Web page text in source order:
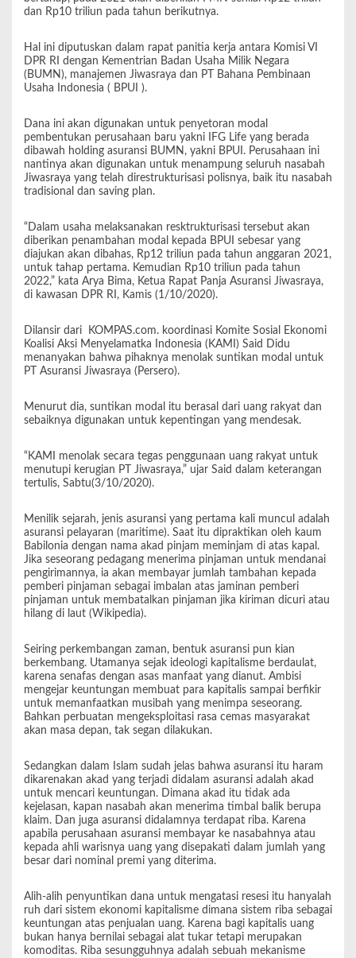
dan Rp10 triliun pada tahun berikutnya.
Hal ini diputuskan dalam rapat panitia kerja antara Komisi VI
DPR RI dengan Kementrian Badan Usaha Milik Negara
(BUMN), manajemen Jiwasraya dan PT Bahana Pembinaan
Usaha Indonesia ( BPUI ).
Dana ini akan digunakan untuk penyetoran modal
pembentukan perusahaan baru yakni IFG Life yang berada
dibawah holding asuransi BUMN, yakni BPUI. Perusahaan ini
nantinya akan digunakan untuk menampung seluruh nasabah
Jiwasraya yang telah direstrukturisasi polisnya, baik itu nasabah
tradisional dan saving plan.
“Dalam usaha melaksanakan resktrukturisasi tersebut akan
diberikan penambahan modal kepada BPUI sebesar yang
diajukan akan dibahas, Rp12 triliun pada tahun anggaran 2021,
untuk tahap pertama. Kemudian Rp10 triliun pada tahun
2022,” kata Arya Bima, Ketua Rapat Panja Asuransi Jiwasraya,
di kawasan DPR RI, Kamis (1/10/2020).
Dilansir dari KOMPAS.com. koordinasi Komite Sosial Ekonomi
Koalisi Aksi Menyelamatka Indonesia (KAMI) Said Didu
menanyakan bahwa pihaknya menolak suntikan modal untuk
PT Asuransi Jiwasraya (Persero).
Menurut dia, suntikan modal itu berasal dari uang rakyat dan
sebaiknya digunakan untuk kepentingan yang mendesak.
“KAMI menolak secara tegas penggunaan uang rakyat untuk
menutupi kerugian PT Jiwasraya,” ujar Said dalam keterangan
tertulis, Sabtu(3/10/2020).
Menilik sejarah, jenis asuransi yang pertama kali muncul adalah
asuransi pelayaran (maritime). Saat itu dipraktikan oleh kaum
Babilonia dengan nama akad pinjam meminjam di atas kapal.
Jika seseorang pedagang menerima pinjaman untuk mendanai
pengirimannya, ia akan membayar jumlah tambahan kepada
pemberi pinjaman sebagai imbalan atas jaminan pemberi
pinjaman untuk membatalkan pinjaman jika kiriman dicuri atau
hilang di laut (Wikipedia).
Seiring perkembangan zaman, bentuk asuransi pun kian
berkembang. Utamanya sejak ideologi kapitalisme berdaulat,
karena senafas dengan asas manfaat yang dianut. Ambisi
mengejar keuntungan membuat para kapitalis sampai berfikir
untuk memanfaatkan musibah yang menimpa seseorang.
Bahkan perbuatan mengeksploitasi rasa cemas masyarakat
akan masa depan, tak segan dilakukan.
Sedangkan dalam Islam sudah jelas bahwa asuransi itu haram
dikarenakan akad yang terjadi didalam asuransi adalah akad
untuk mencari keuntungan. Dimana akad itu tidak ada
kejelasan, kapan nasabah akan menerima timbal balik berupa
klaim. Dan juga asuransi didalamnya terdapat riba. Karena
apabila perusahaan asuransi membayar ke nasabahnya atau
kepada ahli warisnya uang yang disepakati dalam jumlah yang
besar dari nominal premi yang diterima.
Alih-alih penyuntikan dana untuk mengatasi resesi itu hanyalah
ruh dari sistem ekonomi kapitalisme dimana sistem riba sebagai
keuntungan atas penjualan uang. Karena bagi kapitalis uang
bukan hanya bernilai sebagai alat tukar tetapi merupakan
komoditas. Riba sesungguhnya adalah sebuah mekanisme